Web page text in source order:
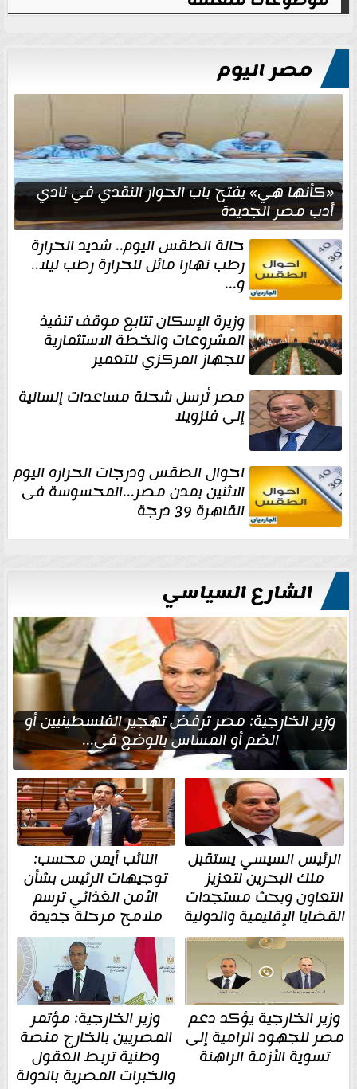
مصر اليوم
«كأنها هي» يفتح باب الحوار النقدي في نادي
أدب مصر الجديدة
حالة الطقس اليوم.. شديد الحرارة
رطب نهارا مائل للحرارة رطب ليلا..
و...
وزيرة الإسكان تتابع موقف تنفيذ
المشروعات والخطة الاستثمارية
للجهاز المركزي للتعمير
مصر تُرسل شحنة مساعدات إنسانية
إلى فنزويلا
احوال الطقس ودرجات الحراره اليوم
الاثنين بمدن مصر...المحسوسة فى
القاهرة 39 درجة
الشارع السياسي
وزير الخارجية: مصر ترفض تهجير الفلسطينيين أو
الضم أو المساس بالوضع في...
الرئيس السيسي يستقبل
ملك البحرين لتعزيز
التعاون وبحث مستجدات
القضايا الإقليمية والدولية
النائب أيمن محسب:
توجيهات الرئيس بشأن
الأمن الغذائي ترسم
ملامح مرحلة جديدة
وزير الخارجية يؤكد دعم
مصر للجهود الرامية إلى
تسوية الأزمة الراهنة
وزير الخارجية: مؤتمر
المصريين بالخارج منصة
وطنية تربط العقول
والخبرات المصرية بالدولة